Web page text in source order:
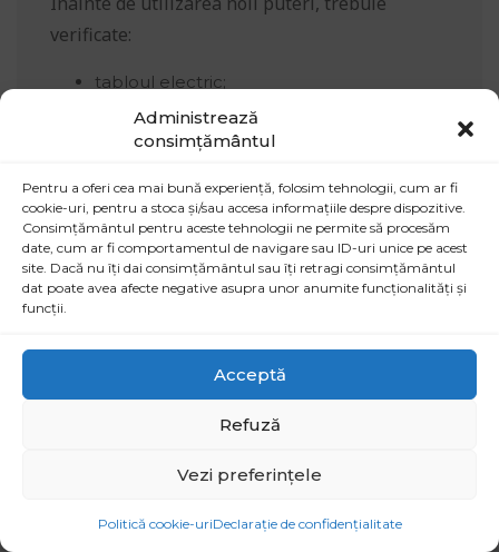
Administrează
consimțământul
Pentru a oferi cea mai bună experiență, folosim tehnologii, cum ar fi
cookie-uri, pentru a stoca și/sau accesa informațiile despre dispozitive.
Consimțământul pentru aceste tehnologii ne permite să procesăm
date, cum ar fi comportamentul de navigare sau ID-uri unice pe acest
site. Dacă nu îți dai consimțământul sau îți retragi consimțământul
dat poate avea afecte negative asupra unor anumite funcționalități și
funcții.
Acceptă
Refuză
Vezi preferințele
Politică cookie-uriDeclarație de confidențialitate
verificate:
tabloul electric;
circuitele principale;
secțiunea conductorilor;
echilibrarea fazelor;
prizele și traseele pentru consumatori
mari;
starea conexiunilor;
existența protecțiilor diferențiale;
Pentru locuințe, această verificare previne
supraîncărcarea circuitelor. Pentru firme și
hale, verificarea este esențială pentru
echipamentelor.